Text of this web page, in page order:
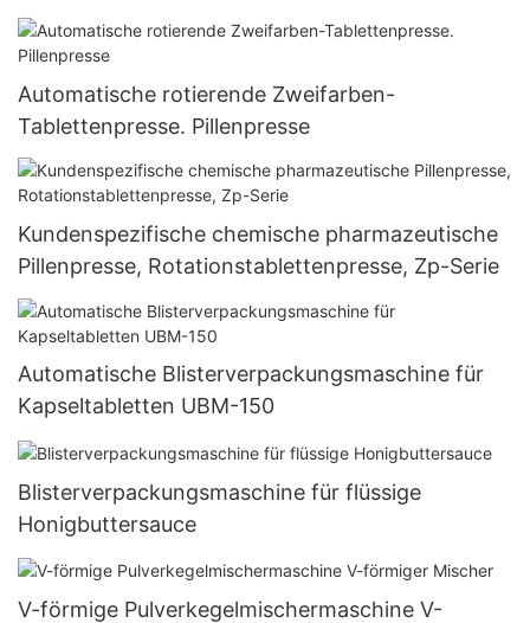
Automatische rotierende Zweifarben-
Tablettenpresse. Pillenpresse
Kundenspezifische chemische pharmazeutische
Pillenpresse, Rotationstablettenpresse, Zp-Serie
Automatische Blisterverpackungsmaschine für
Kapseltabletten UBM-150
Blisterverpackungsmaschine für flüssige
Honigbuttersauce
V-förmige Pulverkegelmischermaschine V-